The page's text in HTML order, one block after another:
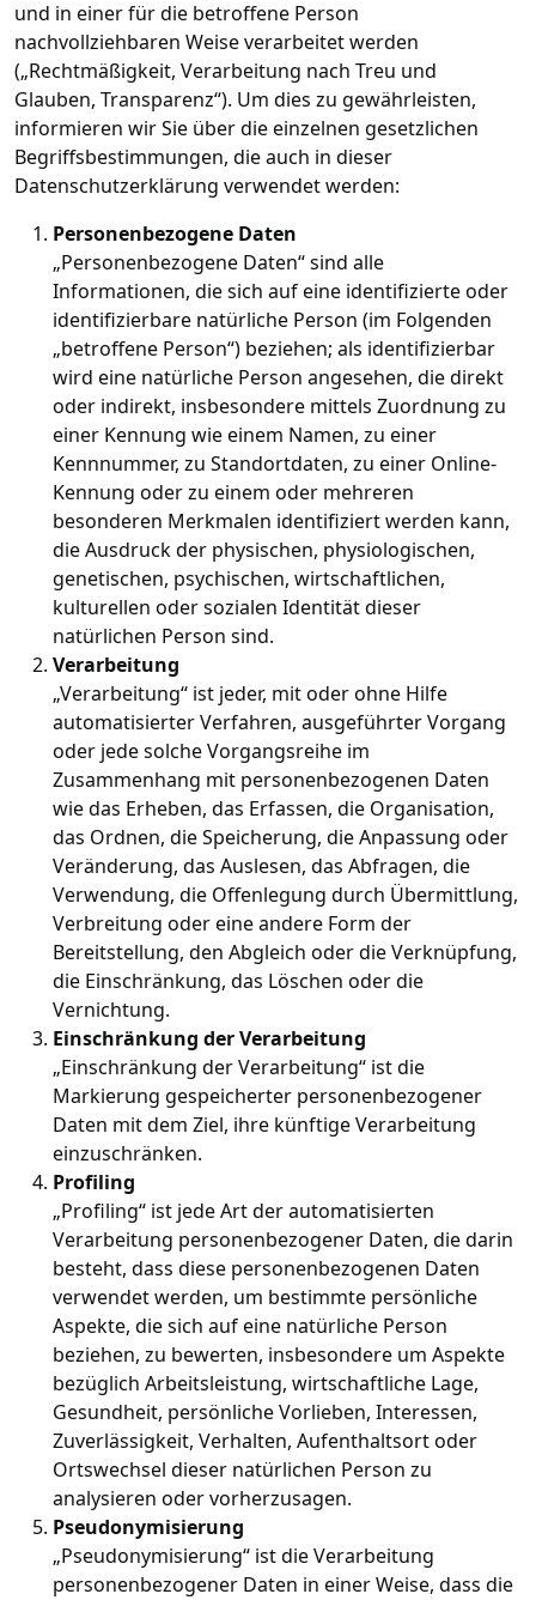
und in einer für die betroffene Person
nachvollziehbaren Weise verarbeitet werden
(„Rechtmäßigkeit, Verarbeitung nach Treu und
Glauben, Transparenz“). Um dies zu gewährleisten,
informieren wir Sie über die einzelnen gesetzlichen
Begriffsbestimmungen, die auch in dieser
Datenschutzerklärung verwendet werden:
Personenbezogene Daten
„Personenbezogene Daten“ sind alle
Informationen, die sich auf eine identifizierte oder
identifizierbare natürliche Person (im Folgenden
„betroffene Person“) beziehen; als identifizierbar
wird eine natürliche Person angesehen, die direkt
oder indirekt, insbesondere mittels Zuordnung zu
einer Kennung wie einem Namen, zu einer
Kennnummer, zu Standortdaten, zu einer Online-
Kennung oder zu einem oder mehreren
besonderen Merkmalen identifiziert werden kann,
die Ausdruck der physischen, physiologischen,
genetischen, psychischen, wirtschaftlichen,
kulturellen oder sozialen Identität dieser
natürlichen Person sind.
Verarbeitung
„Verarbeitung“ ist jeder, mit oder ohne Hilfe
automatisierter Verfahren, ausgeführter Vorgang
oder jede solche Vorgangsreihe im
Zusammenhang mit personenbezogenen Daten
wie das Erheben, das Erfassen, die Organisation,
das Ordnen, die Speicherung, die Anpassung oder
Veränderung, das Auslesen, das Abfragen, die
Verwendung, die Offenlegung durch Übermittlung,
Verbreitung oder eine andere Form der
Bereitstellung, den Abgleich oder die Verknüpfung,
die Einschränkung, das Löschen oder die
Vernichtung.
Einschränkung der Verarbeitung
„Einschränkung der Verarbeitung“ ist die
Markierung gespeicherter personenbezogener
Daten mit dem Ziel, ihre künftige Verarbeitung
einzuschränken.
Profiling
„Profiling“ ist jede Art der automatisierten
Verarbeitung personenbezogener Daten, die darin
besteht, dass diese personenbezogenen Daten
verwendet werden, um bestimmte persönliche
Aspekte, die sich auf eine natürliche Person
beziehen, zu bewerten, insbesondere um Aspekte
bezüglich Arbeitsleistung, wirtschaftliche Lage,
Gesundheit, persönliche Vorlieben, Interessen,
Zuverlässigkeit, Verhalten, Aufenthaltsort oder
Ortswechsel dieser natürlichen Person zu
analysieren oder vorherzusagen.
Pseudonymisierung
„Pseudonymisierung“ ist die Verarbeitung
personenbezogener Daten in einer Weise, dass die